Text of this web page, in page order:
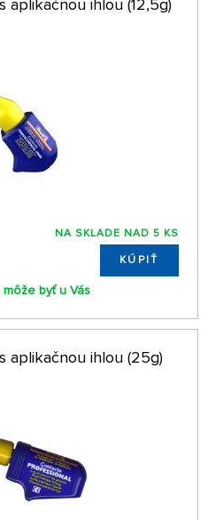
aplikačnou ihlou (12,5g)
NA SKLADE NAD 5 KS
KÚPIŤ
môže byť u Vás
aplikačnou ihlou (25g)